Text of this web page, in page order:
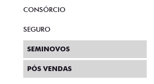
CONSÓRCIO
SEGURO
SEMINOVOS
PÓS VENDAS